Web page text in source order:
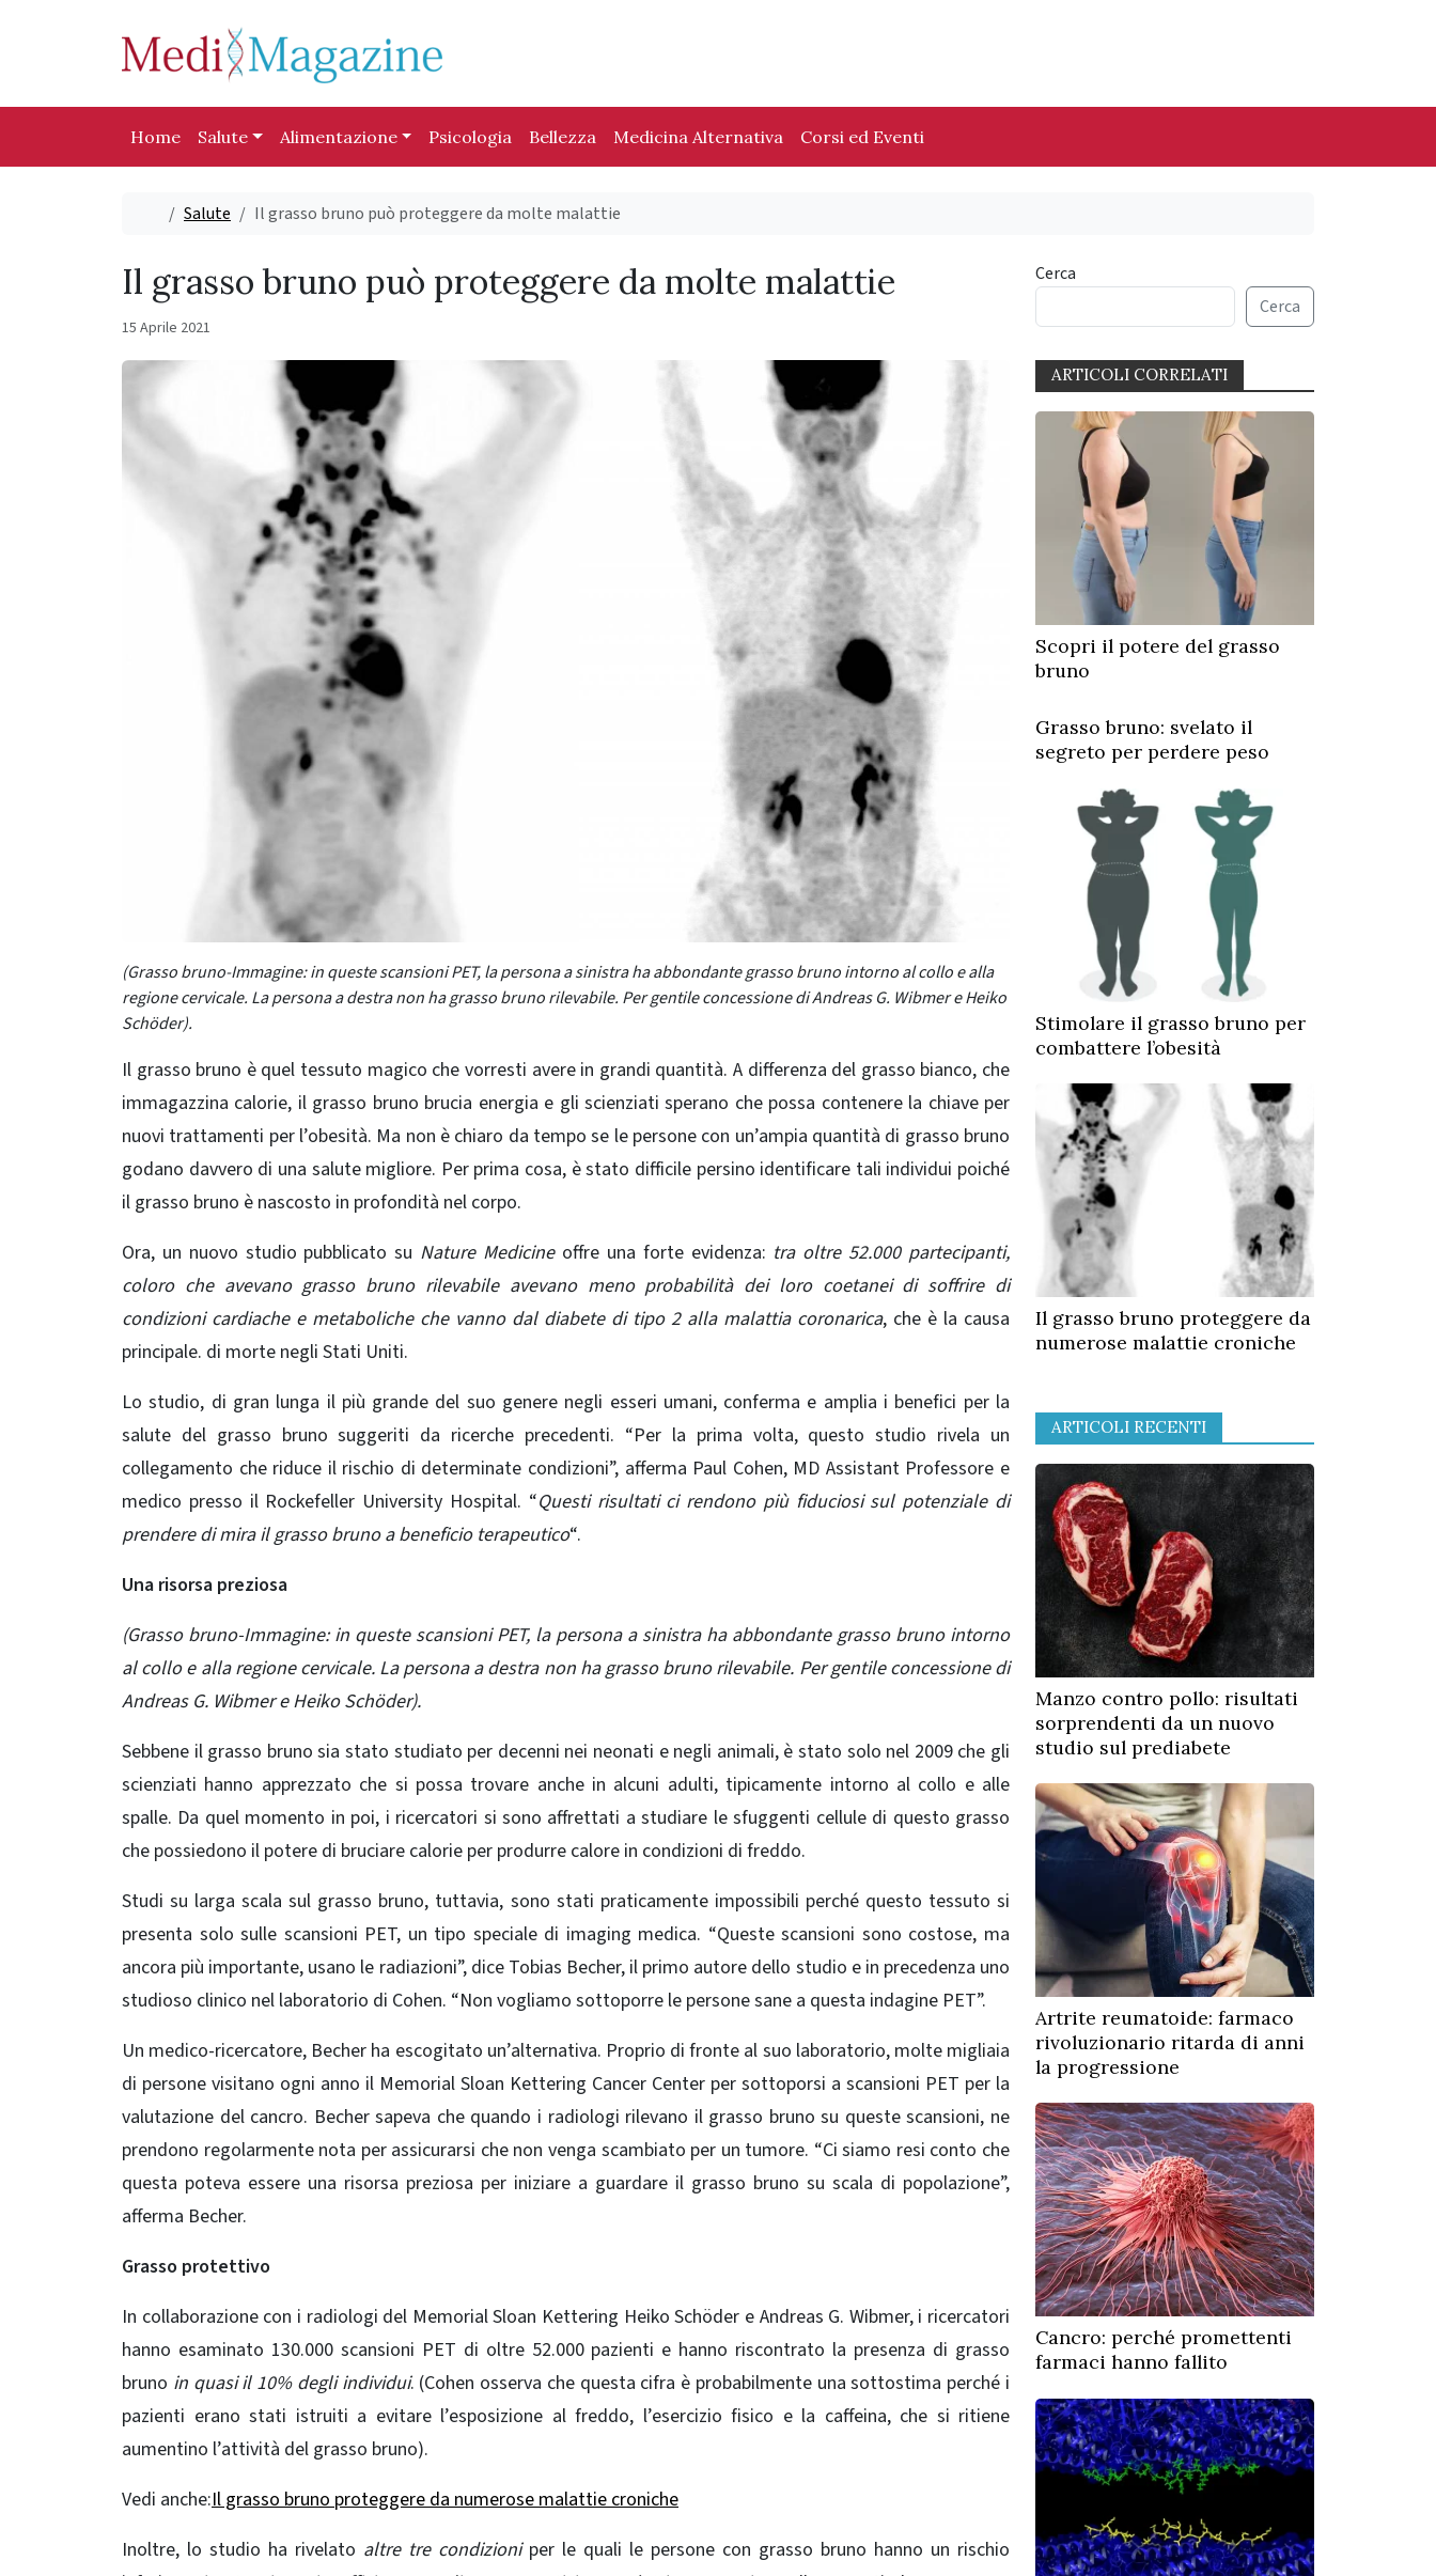
Home Salute Alimentazione Psicologia Bellezza Medicina Alternativa Corsi ed Eventi
Home
Salute Il grasso bruno può proteggere da molte malattie
Il grasso bruno può proteggere da molte malattie
15 Aprile 2021
(Grasso bruno-Immagine: in queste scansioni PET, la persona a sinistra ha abbondante grasso bruno intorno al collo e alla
regione cervicale. La persona a destra non ha grasso bruno rilevabile. Per gentile concessione di Andreas G. Wibmer e Heiko
Schöder).
Il grasso bruno è quel tessuto magico che vorresti avere in grandi quantità. A differenza del grasso bianco, che
immagazzina calorie, il grasso bruno brucia energia e gli scienziati sperano che possa contenere la chiave per
nuovi trattamenti per l’obesità. Ma non è chiaro da tempo se le persone con un’ampia quantità di grasso bruno
godano davvero di una salute migliore. Per prima cosa, è stato difficile persino identificare tali individui poiché
il grasso bruno è nascosto in profondità nel corpo.
Ora, un nuovo studio pubblicato su Nature Medicineoffre una forte evidenza: tra oltre 52.000 partecipanti,
coloro che avevano grasso bruno rilevabile avevano meno probabilità dei loro coetanei di soffrire di
condizioni cardiache e metaboliche che vanno dal diabete di tipo 2 alla malattia coronarica, che è la causa
principale. di morte negli Stati Uniti.
Lo studio, di gran lunga il più grande del suo genere negli esseri umani, conferma e amplia i benefici per la
salute del grasso bruno suggeriti da ricerche precedenti. “Per la prima volta, questo studio rivela un
collegamento che riduce il rischio di determinate condizioni”, afferma Paul Cohen, MD Assistant Professore e
medico presso il Rockefeller University Hospital. “Questi risultati ci rendono più fiduciosi sul potenziale di
prendere di mira il grasso bruno a beneficio terapeutico“.
Una risorsa preziosa
(Grasso bruno-Immagine: in queste scansioni PET, la persona a sinistra ha abbondante grasso bruno intorno
al collo e alla regione cervicale. La persona a destra non ha grasso bruno rilevabile. Per gentile concessione di
Andreas G. Wibmer e Heiko Schöder).
Sebbene il grasso bruno sia stato studiato per decenni nei neonati e negli animali, è stato solo nel 2009 che gli
scienziati hanno apprezzato che si possa trovare anche in alcuni adulti, tipicamente intorno al collo e alle
spalle. Da quel momento in poi, i ricercatori si sono affrettati a studiare le sfuggenti cellule di questo grasso
che possiedono il potere di bruciare calorie per produrre calore in condizioni di freddo.
Studi su larga scala sul grasso bruno, tuttavia, sono stati praticamente impossibili perché questo tessuto si
presenta solo sulle scansioni PET, un tipo speciale di imaging medica. “Queste scansioni sono costose, ma
ancora più importante, usano le radiazioni”, dice Tobias Becher, il primo autore dello studio e in precedenza uno
studioso clinico nel laboratorio di Cohen. “Non vogliamo sottoporre le persone sane a questa indagine PET”.
Un medico-ricercatore, Becher ha escogitato un’alternativa. Proprio di fronte al suo laboratorio, molte migliaia
di persone visitano ogni anno il Memorial Sloan Kettering Cancer Center per sottoporsi a scansioni PET per la
valutazione del cancro. Becher sapeva che quando i radiologi rilevano il grasso bruno su queste scansioni, ne
prendono regolarmente nota per assicurarsi che non venga scambiato per un tumore. “Ci siamo resi conto che
questa poteva essere una risorsa preziosa per iniziare a guardare il grasso bruno su scala di popolazione”,
afferma Becher.
Grasso protettivo
In collaborazione con i radiologi del Memorial Sloan Kettering Heiko Schöder e Andreas G. Wibmer, i ricercatori
hanno esaminato 130.000 scansioni PET di oltre 52.000 pazienti e hanno riscontrato la presenza di grasso
bruno in quasi il 10% degli individui. (Cohen osserva che questa cifra è probabilmente una sottostima perché i
pazienti erano stati istruiti a evitare l’esposizione al freddo, l’esercizio fisico e la caffeina, che si ritiene
aumentino l’attività del grasso bruno).
Vedi anche:Il grasso bruno proteggere da numerose malattie croniche
Inoltre, lo studio ha rivelato altre tre condizioniper le quali le persone con grasso bruno hanno un rischio
Cerca
Cerca
ARTICOLI CORRELATI
Scopri il potere del grasso
bruno
Grasso bruno: svelato il
segreto per perdere peso
Stimolare il grasso bruno per
combattere l’obesità
Il grasso bruno proteggere da
numerose malattie croniche
ARTICOLI RECENTI
Manzo contro pollo: risultati
sorprendenti da un nuovo
studio sul prediabete
Artrite reumatoide: farmaco
rivoluzionario ritarda di anni
la progressione
Cancro: perché promettenti
farmaci hanno fallito